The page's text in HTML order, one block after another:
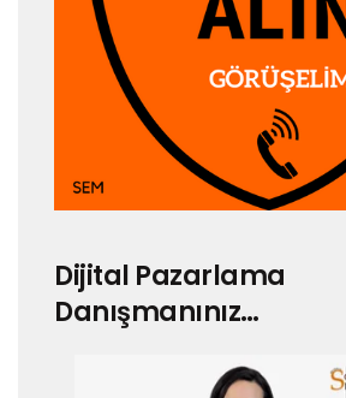
Dijital Pazarlama
Danışmanınız…